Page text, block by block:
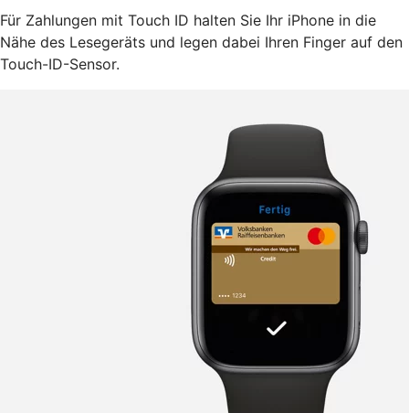
Für Zahlungen mit Touch ID halten Sie Ihr iPhone in die
Nähe des Lesegeräts und legen dabei Ihren Finger auf den
Touch-ID-Sensor.